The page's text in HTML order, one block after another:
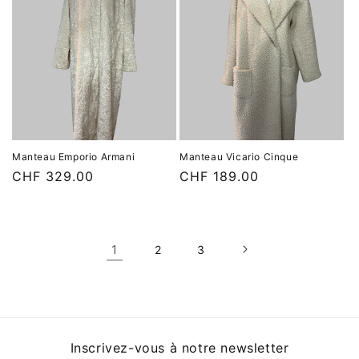
Manteau Emporio Armani
Prix
CHF 329.00
Manteau Vicario Cinque
Prix
CHF 189.00
1 2 3
Inscrivez-vous à notre newsletter